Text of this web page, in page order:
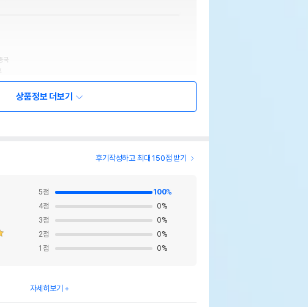
상품정보 더보기
후기작성하고 최대 150점 받기
5점 100%
4점 0%
3점 0%
2점 0%
1 점 0%
자세히보기